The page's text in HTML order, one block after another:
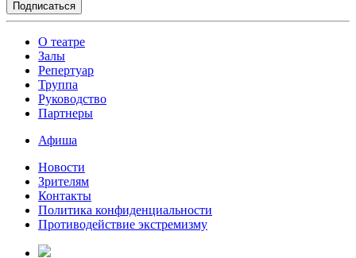
О театре
Залы
Репертуар
Труппа
Руководство
Партнеры
Афиша
Новости
Зрителям
Контакты
Политика конфиденциальности
Противодействие экстремизму